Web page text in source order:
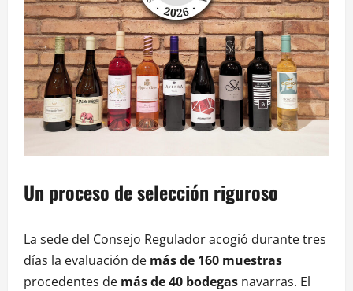
Un proceso de selección riguroso
La sede del Consejo Regulador acogió durante tres
días la evaluación de más de 160 muestras
procedentes de más de 40 bodegas navarras. El